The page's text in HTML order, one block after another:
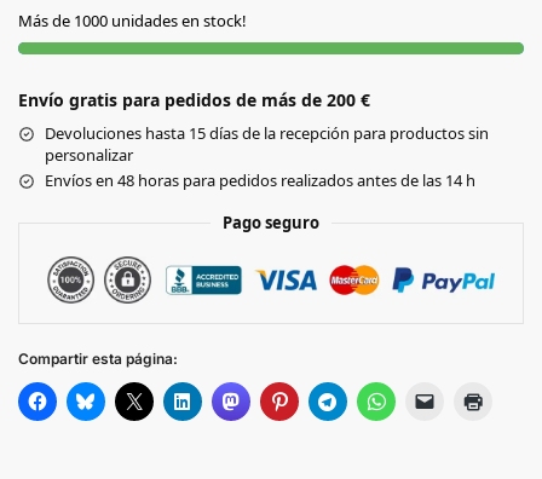
Más de 1000 unidades en stock!
Envío gratis para pedidos de más de 200 €
Devoluciones hasta 15 días de la recepción para productos sin
personalizar
Envíos en 48 horas para pedidos realizados antes de las 14 h
Pago seguro
Compartir esta página: